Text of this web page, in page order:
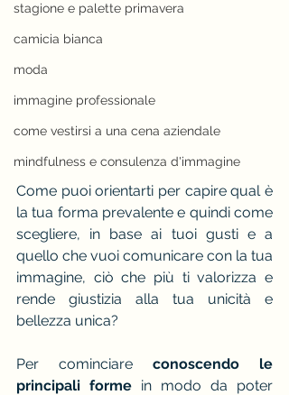
stagione e palette primavera
camicia bianca
moda
immagine professionale
come vestirsi a una cena aziendale
mindfulness e consulenza d'immagine
Come puoi orientarti per capire qual è
la tua forma prevalente e quindi come
scegliere, in base ai tuoi gusti e a
quello che vuoi comunicare con la tua
immagine, ciò che più ti valorizza e
rende giustizia alla tua unicità e
bellezza unica?
Per cominciare conoscendo le
principali forme